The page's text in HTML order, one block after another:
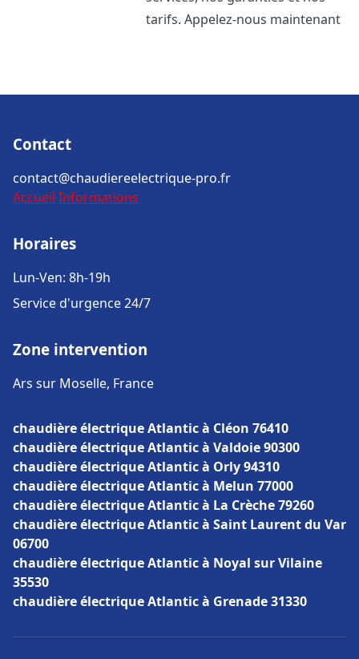
tarifs. Appelez-nous maintenant
Contact
contact@chaudiereelectrique-pro.fr
Accueil Informations
Horaires
Lun-Ven: 8h-19h
Service d'urgence 24/7
Zone intervention
Ars sur Moselle, France
chaudière électrique Atlantic à Cléon 76410
chaudière électrique Atlantic à Valdoie 90300
chaudière électrique Atlantic à Orly 94310
chaudière électrique Atlantic à Melun 77000
chaudière électrique Atlantic à La Crèche 79260
chaudière électrique Atlantic à Saint Laurent du Var
06700
chaudière électrique Atlantic à Noyal sur Vilaine
35530
chaudière électrique Atlantic à Grenade 31330